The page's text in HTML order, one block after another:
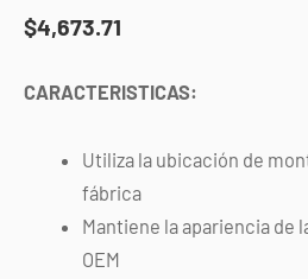
$4,673.71
CARACTERISTICAS:
Utiliza la ubicación de
fábrica
Mantiene la apariencia de
OEM